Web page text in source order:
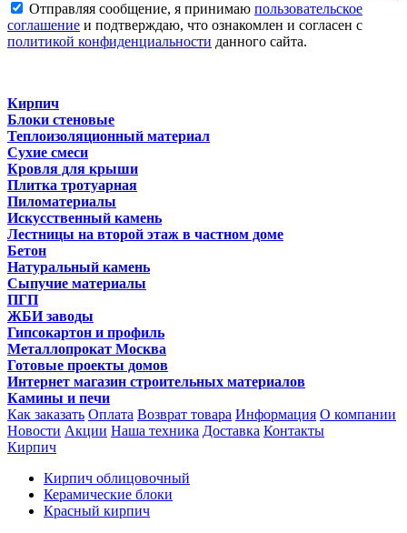
Отправляя сообщение, я принимаю пользовательское
соглашение и подтверждаю, что ознакомлен и согласен с
политикой конфиденциальности данного сайта.
Кирпич
Блоки стеновые
Теплоизоляционный материал
Сухие смеси
Кровля для крыши
Плитка тротуарная
Пиломатериалы
Искусственный камень
Лестницы на второй этаж в частном доме
Бетон
Натуральный камень
Сыпучие материалы
ПГП
ЖБИ заводы
Гипсокартон и профиль
Металлопрокат Москва
Готовые проекты домов
Интернет магазин строительных материалов
Камины и печи
Как заказать Оплата Возврат товара Информация О компании
Новости Акции Наша техника Доставка Контакты
Кирпич
Кирпич облицовочный
Керамические блоки
Красный кирпич